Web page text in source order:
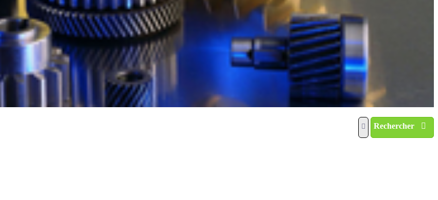
Rechercher